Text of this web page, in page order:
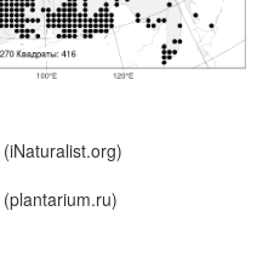
(iNaturalist.org)
(plantarium.ru)